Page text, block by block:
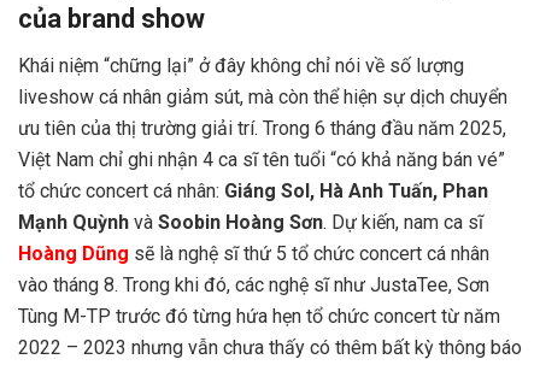
của brand show
Khái niệm “chững lại” ở đây không chỉ nói về số lượng
liveshow cá nhân giảm sút, mà còn thể hiện sự dịch chuyển
ưu tiên của thị trường giải trí. Trong 6 tháng đầu năm 2025,
Việt Nam chỉ ghi nhận 4 ca sĩ tên tuổi “có khả năng bán vé”
tổ chức concert cá nhân: Giáng Sol, Hà Anh Tuấn, Phan
Mạnh Quỳnh và Soobin Hoàng Sơn. Dự kiến, nam ca sĩ
Hoàng Dũng sẽ là nghệ sĩ thứ 5 tổ chức concert cá nhân
vào tháng 8. Trong khi đó, các nghệ sĩ như JustaTee, Sơn
Tùng M-TP trước đó từng hứa hẹn tổ chức concert từ năm
2022 – 2023 nhưng vẫn chưa thấy có thêm bất kỳ thông báo